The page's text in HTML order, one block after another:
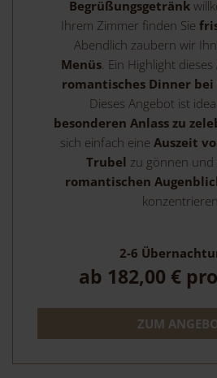
Begrüßungsgetränk
Ihrem Zimmer finden Sie
Abendlich zaubern wir
Menüs. Ein Highlight
romantisches Dinner bei
Dieses Angebot ist
besonderen Anlass zu
sich einfach eine Auszeit
Trubel zu gönnen und
romantischen
2-6
ab 182,00 €
ZUM